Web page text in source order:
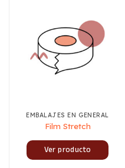
EMBALAJES EN GENERAL
Film Stretch
Ver producto